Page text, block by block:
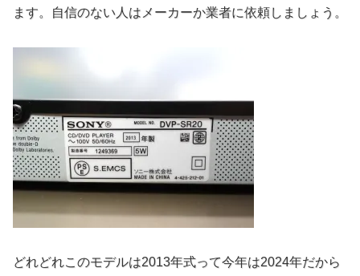
ます。自信のない人はメーカーか業者に依頼しましょう。
どれどれこのモデルは2013年式って今年は2024年だから